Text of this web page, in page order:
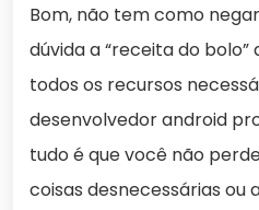
Bom, não tem como
dúvida a “receita do
todos os recursos
desenvolvedor android
tudo é que você não
coisas desnecessárias ou